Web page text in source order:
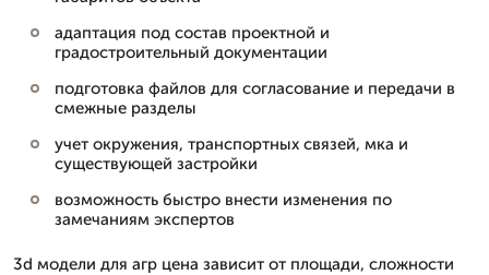
адаптация под состав проектной и
градостроительный документации
подготовка файлов для согласование и передачи в
смежные разделы
учет окружения, транспортных связей, мка и
существующей застройки
возможность быстро внести изменения по
замечаниям экспертов
3d модели для агр цена зависит от площади, сложности